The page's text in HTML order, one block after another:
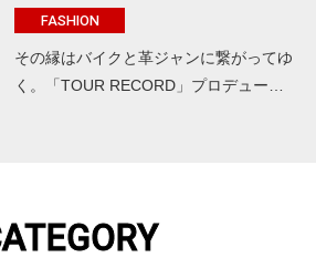
FASHION
その縁はバイクと革ジャンに繋がってゆ
く。「TOUR RECORD」プロデュー…